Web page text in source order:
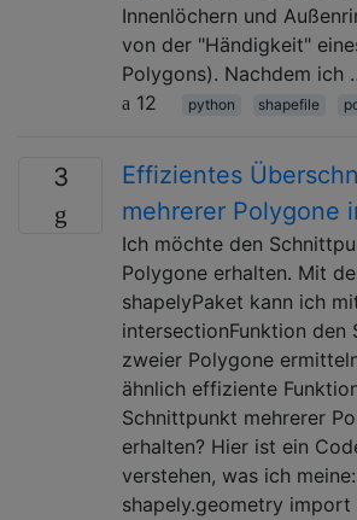
Innenlöchern und
von der "Händigkeit"
Polygons). Nachdem ich
12
python shapefile
3
Effizientes
mehrerer Polygone
Ich möchte den
Polygone erhalten. Mit
shapelyPaket kann ich
intersectionFunktion den
zweier Polygone
ähnlich effiziente
Schnittpunkt mehrerer
erhalten? Hier ist ein
verstehen, was ich
shapely.geometry